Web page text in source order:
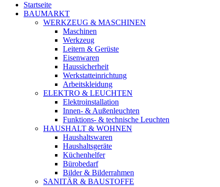
Startseite
BAUMARKT
WERKZEUG & MASCHINEN
Maschinen
Werkzeug
Leitern & Gerüste
Eisenwaren
Haussicherheit
Werkstatteinrichtung
Arbeitskleidung
ELEKTRO & LEUCHTEN
Elektroinstallation
Innen- & Außenleuchten
Funktions- & technische Leuchten
HAUSHALT & WOHNEN
Haushaltswaren
Haushaltsgeräte
Küchenhelfer
Bürobedarf
Bilder & Bilderrahmen
SANITÄR & BAUSTOFFE